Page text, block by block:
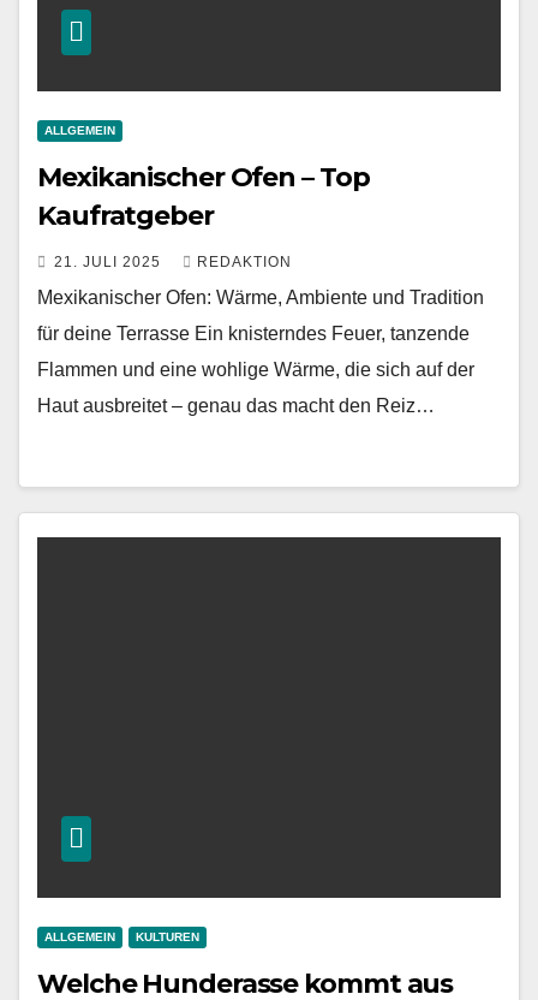
ALLGEMEIN
Mexikanischer Ofen – Top
Kaufratgeber
21. JULI 2025 REDAKTION
Mexikanischer Ofen: Wärme, Ambiente und Tradition
für deine Terrasse Ein knisterndes Feuer, tanzende
Flammen und eine wohlige Wärme, die sich auf der
Haut ausbreitet – genau das macht den Reiz…
ALLGEMEIN KULTUREN
Welche Hunderasse kommt aus